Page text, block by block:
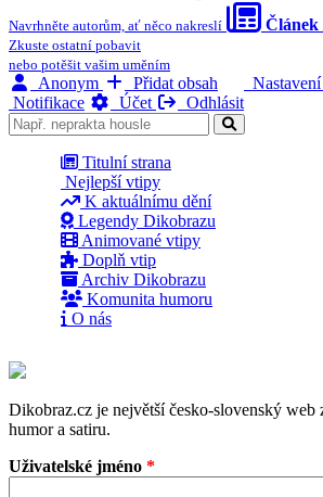
Navrhněte autorům, ať něco nakreslí Článek
Zkuste ostatní pobavit
nebo potěšit vašim uměním
Anonym Přidat obsah
Notifikace
Účet Odhlásit
Titulní strana
Nejlepší vtipy
K aktuálnímu dění
Legendy Dikobrazu
Animované vtipy
Doplň vtip
Archiv Dikobrazu
Komunita humoru
O nás
Dikobraz.cz je největší česko-slovenský web
humor a satiru.
Uživatelské jméno *